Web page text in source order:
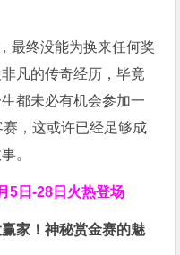
最终没能为换来任何奖
凡的传奇经历，毕竟
都未必有机会参加一
，这或许已经足够成
。
5日-28日火热登场
家！神秘赏金赛的魅